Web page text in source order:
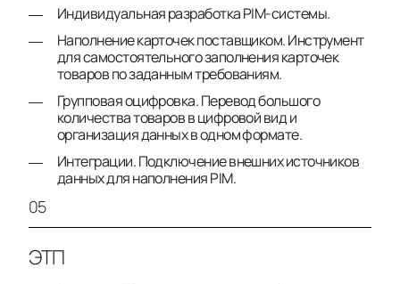
Индивидуальная разработка PIM-системы.
Наполнение карточек поставщиком. Инструмент
для самостоятельного заполнения карточек
товаров по заданным требованиям.
Групповая оцифровка. Перевод большого
количества товаров в цифровой вид и
организация данных в одном формате.
Интеграции. Подключение внешних источников
данных для наполнения PIM.
05
ЭТП